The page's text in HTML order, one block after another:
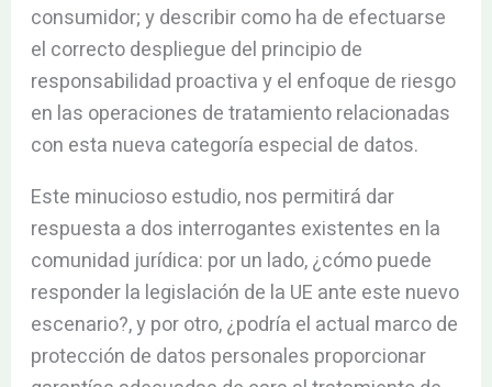
consumidor; y describir como ha de efectuarse
el correcto despliegue del principio de
responsabilidad proactiva y el enfoque de riesgo
en las operaciones de tratamiento relacionadas
con esta nueva categoría especial de datos.
Este minucioso estudio, nos permitirá dar
respuesta a dos interrogantes existentes en la
comunidad jurídica: por un lado, ¿cómo puede
responder la legislación de la UE ante este nuevo
escenario?, y por otro, ¿podría el actual marco de
protección de datos personales proporcionar